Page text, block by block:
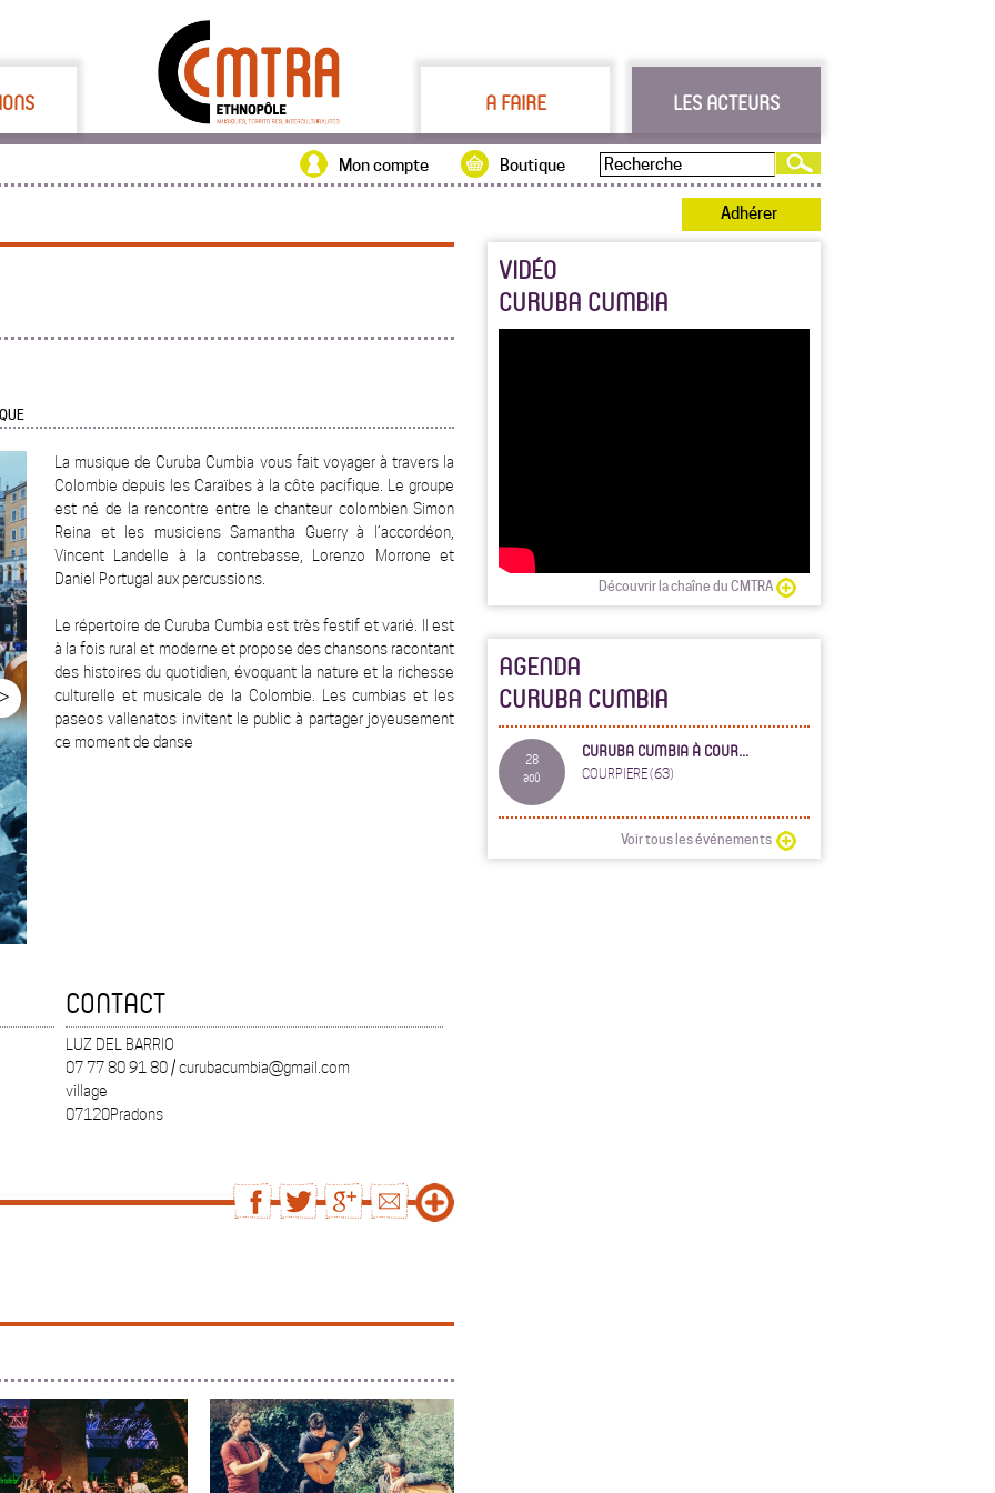
A FAIRE LES ACTEURS
Boutique
Mon compte
Adhérer
La musique de Curuba Cumbia vous fait voyager à travers la
Colombie depuis les Caraïbes à la côte pacifique. Le groupe
est né de la rencontre entre le chanteur colombien Simon
Reina et les musiciens Samantha Guerry à l’accordéon,
Vincent Landelle à la contrebasse, Lorenzo Morrone et
Daniel Portugal aux percussions.
Le répertoire de Curuba Cumbia est très festif et varié. Il est
à la fois rural et moderne et propose des chansons racontant
des histoires du quotidien, évoquant la nature et la richesse
culturelle et musicale de la Colombie. Les cumbias et les
paseos vallenatos invitent le public à partager joyeusement
ce moment de danse
CONTACT
LUZ DEL BARRIO
07 77 80 91 80 / curubacumbia@gmail.com
village
07120Pradons
VIDÉO
CURUBA CUMBIA
Découvrir la chaîne du CMTRA
AGENDA
CURUBA CUMBIA
28
aoû
CURUBA CUMBIA À COUR...
COURPIERE (63)
Voir tous les événements